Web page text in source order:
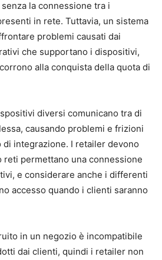
la connessione tra i
in rete. Tuttavia, un sistema
problemi causati dai
che supportano i dispositivi,
alla conquista della quota di
diversi comunicano tra di
causando problemi e frizioni
integrazione. I retailer devono
reti permettano una connessione
e considerare anche i differenti
accesso quando i clienti saranno
in un negozio è incompatibile
dai clienti, quindi i retailer non